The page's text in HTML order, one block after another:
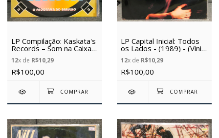
LP Compilação: Kaskata's
Records – Som na Caixa
Vol. I: O Programa do
Barulho - (Vinil Usado)
12x de R$10,29
R$100,00
LP Capital Inicial: Todos
os Lados - (1989) - (Vinil
Usado)
12x de R$10,29
R$100,00